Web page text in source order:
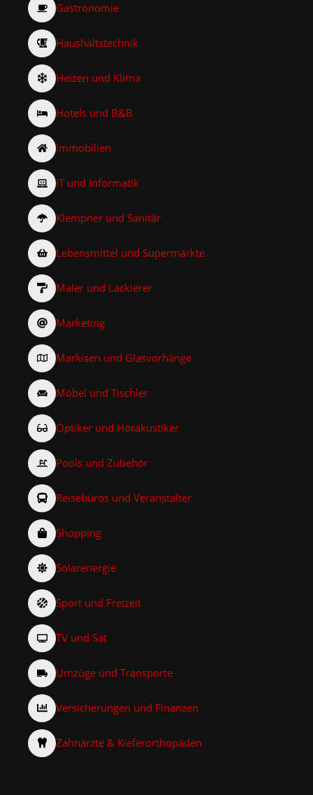
Gastronomie
Haushaltstechnik
Heizen und Klima
Hotels und B&B
Immobilien
IT und Informatik
Klempner und Sanitär
Lebensmittel und Supermärkte
Maler und Lackierer
Marketing
Markisen und Glasvorhänge
Möbel und Tischler
Optiker und Hörakustiker
Pools und Zubehör
Reisebüros und Veranstalter
Shopping
Solarenergie
Sport und Freizeit
TV und Sat
Umzüge und Transporte
Versicherungen und Finanzen
Zahnärzte & Kieferorthopäden